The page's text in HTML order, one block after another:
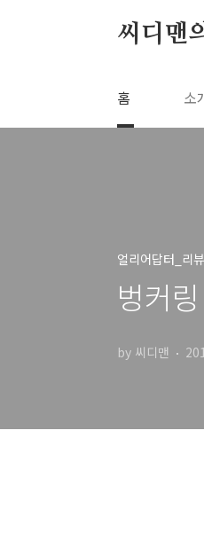
씨디맨
홈 소
얼리어답터_리
벙커
by 씨디맨